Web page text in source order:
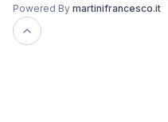
Powered By martinifrancesco.it